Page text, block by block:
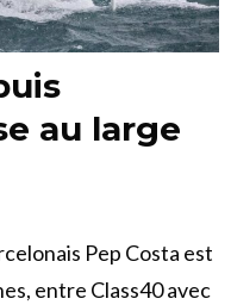
au large
Pep Costa est
entre Class40 avec